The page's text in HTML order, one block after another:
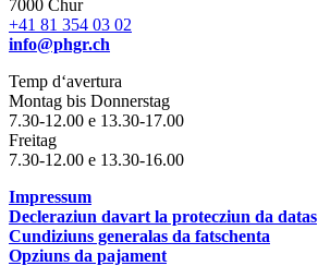
7000 Chur
+41 81 354 03 02
info@phgr.ch
Temp d‘avertura
Montag bis Donnerstag
7.30-12.00 e 13.30-17.00
Freitag
7.30-12.00 e 13.30-16.00
Impressum
Decleraziun davart la protecziun da datas
Cundiziuns generalas da fatschenta
Opziuns da pajament